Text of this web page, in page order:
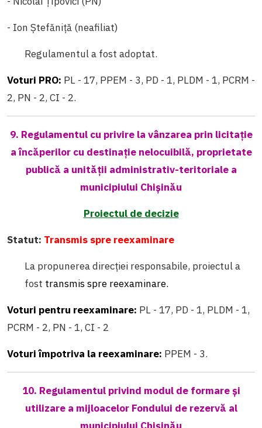
- Ion Ștefăniță (neafiliat)
Regulamentul a fost adoptat.
Voturi PRO: PL - 17, PPEM - 3, PD - 1, PLDM - 1, PCRM -
2, PN - 2, CI - 2.
9. Regulamentul cu privire la vânzarea prin licitație
a încăperilor cu destinație nelocuibilă, proprietate
publică a unității administrativ-teritoriale a
municipiului Chișinău
Proiectul de decizie
Statut: Transmis spre reexaminare
La propunerea direcției responsabile, proiectul a
fost transmis spre reexaminare.
Voturi pentru reexaminare: PL - 17, PD - 1, PLDM - 1,
PCRM - 2, PN - 1, CI - 2
Voturi împotriva la reexaminare: PPEM - 3.
10. Regulamentul privind modul de formare și
utilizare a mijloacelor Fondului de rezervă al